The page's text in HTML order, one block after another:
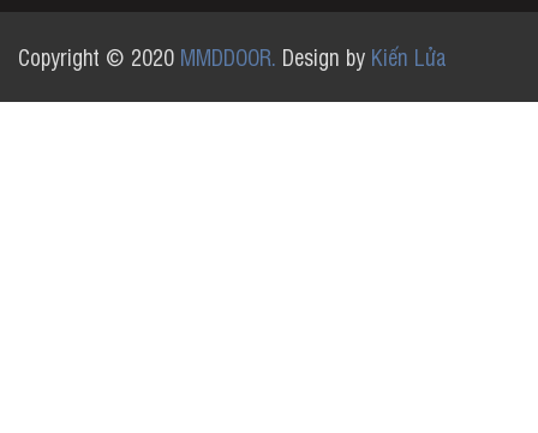
Copyright © 2020 MMDDOOR. Design by Kiến Lửa